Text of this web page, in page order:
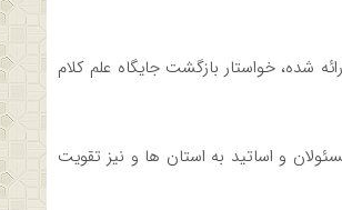
شده، خواستار بازگشت جایگاه علم کلام
و اساتید به استان ها و نیز تقویت